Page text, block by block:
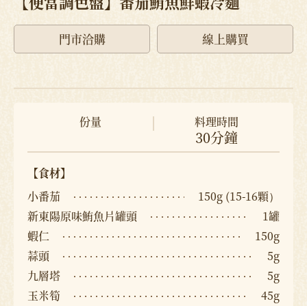
門市洽購 線上購買
份量 料理時間
30分鐘
【食材】
小番茄
150g (15-16顆）
新東陽原味鮪魚片罐頭
1罐
蝦仁
150g
蒜頭
5g
九層塔
5g
玉米筍
45g